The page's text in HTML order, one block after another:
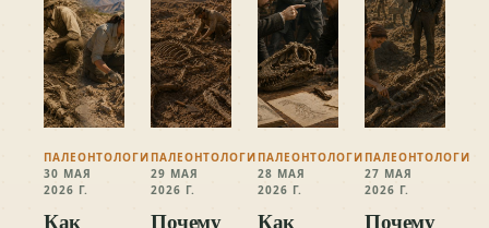
ПАЛЕОНТОЛОГИ
30 МАЯ
2026 Г.
Как
ПАЛЕОНТОЛОГИ
29 МАЯ
2026 Г.
Почему
ПАЛЕОНТОЛОГИ
28 МАЯ
2026 Г.
Как
ПАЛЕОНТОЛОГИ
27 МАЯ
2026 Г.
Почему